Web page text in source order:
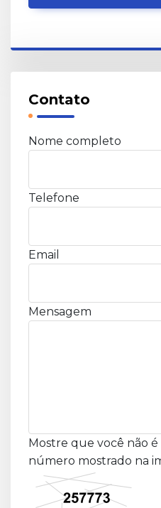
Contato
Nome completo
Telefone
Email
Mensagem
Mostre que você não
número mostrado na